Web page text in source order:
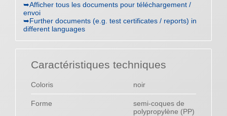
➥Afficher tous les documents pour téléchargement /
envoi
➥Further documents (e.g. test certificates / reports) in
different languages
Caractéristiques techniques
Coloris noir
Forme
semi-coques de
polypropylène (PP)